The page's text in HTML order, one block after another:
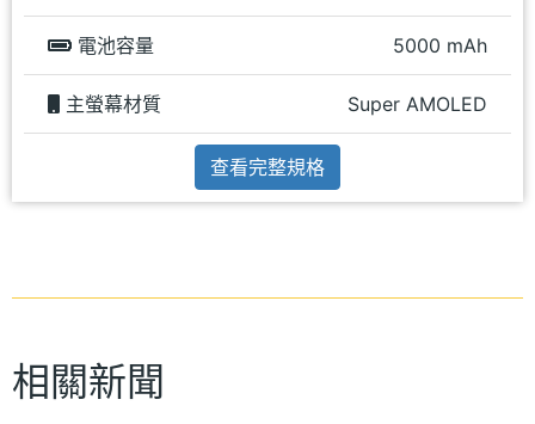
電池容量 5000 mAh
主螢幕材質 Super AMOLED
查看完整規格
相關新聞